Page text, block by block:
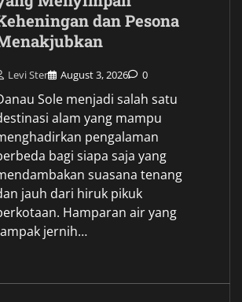
dan Pesona
Levi Ster August 3, 2026 0
Sole menjadi salah satu
alam yang mampu
pengalaman
bagi siapa saja yang
suasana tenang
jauh dari hiruk pikuk
Hamparan air yang
jernih…